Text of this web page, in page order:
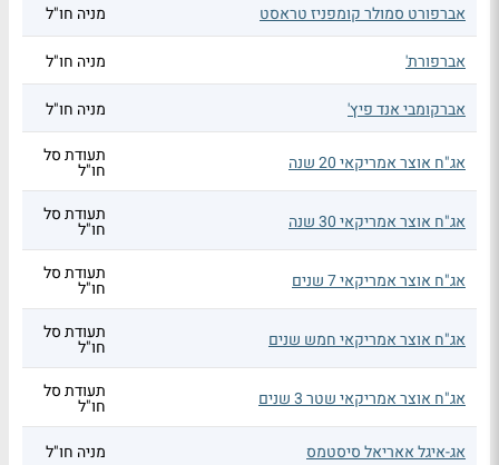
אברפורט סמולר קומפניז טראסט מניה חו"ל
אברפורת' מניה חו"ל
אברקומבי אנד פיץ' מניה חו"ל
אג"ח אוצר אמריקאי 20 שנה תעודת סל
חו"ל
אג"ח אוצר אמריקאי 30 שנה תעודת סל
חו"ל
אג"ח אוצר אמריקאי 7 שנים תעודת סל
חו"ל
אג"ח אוצר אמריקאי חמש שנים תעודת סל
חו"ל
אג"ח אוצר אמריקאי שטר 3 שנים תעודת סל
חו"ל
אג-איגל אאריאל סיסטמס
מניה חו"ל